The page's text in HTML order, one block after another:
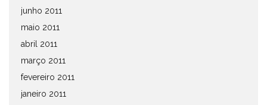
junho 2011
maio 2011
abril 2011
março 2011
fevereiro 2011
janeiro 2011